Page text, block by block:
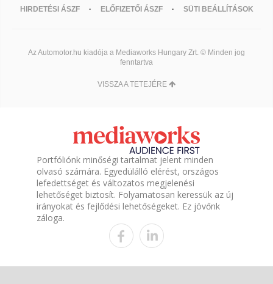
HIRDETÉSI ÁSZF
ELŐFIZETŐI ÁSZF SÜTI BEÁLLÍTÁSOK
Az Automotor.hu kiadója a Mediaworks Hungary Zrt. © Minden jog
fenntartva
VISSZA A TETEJÉRE
Portfóliónk minőségi tartalmat jelent minden
olvasó számára. Egyedülálló elérést, országos
lefedettséget és változatos megjelenési
lehetőséget biztosít. Folyamatosan keressük az új
irányokat és fejlődési lehetőségeket. Ez jövőnk
záloga.